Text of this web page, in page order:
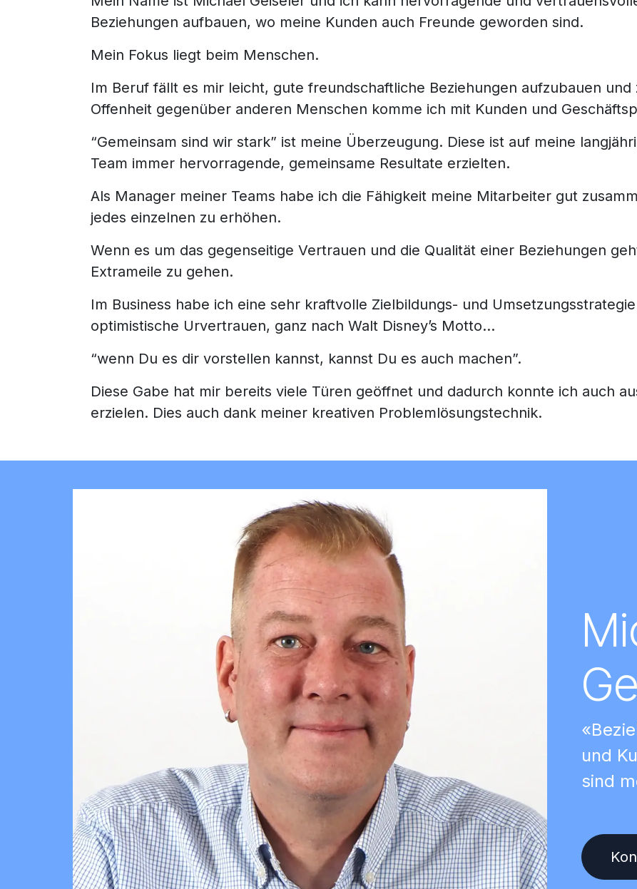
Beziehungen aufbauen, wo meine Kunden auch Freunde geworden sind.
Mein Fokus liegt beim Menschen.
Im Beruf fällt es mir leicht, gute freundschaftliche Beziehungen aufzubauen
Offenheit gegenüber anderen Menschen komme ich mit Kunden und
“Gemeinsam sind wir stark” ist meine Überzeugung. Diese ist auf meine
Team immer hervorragende, gemeinsame Resultate erzielten.
Als Manager meiner Teams habe ich die Fähigkeit meine Mitarbeiter gut
jedes einzelnen zu erhöhen.
Wenn es um das gegenseitige Vertrauen und die Qualität einer Beziehungen
Extrameile zu gehen.
Im Business habe ich eine sehr kraftvolle Zielbildungs- und
optimistische Urvertrauen, ganz nach Walt Disney’s Motto…
“wenn Du es dir vorstellen kannst, kannst Du es auch machen”.
Diese Gabe hat mir bereits viele Türen geöffnet und dadurch konnte ich auch
erzielen. Dies auch dank meiner kreativen Problemlösungstechnik.
und
sind